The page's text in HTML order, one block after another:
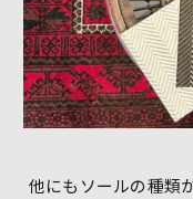
他にもソールの種類